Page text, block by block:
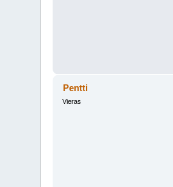
Pentti
Vieras